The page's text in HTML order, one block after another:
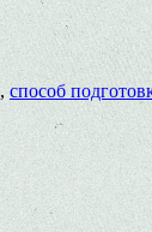
, способ